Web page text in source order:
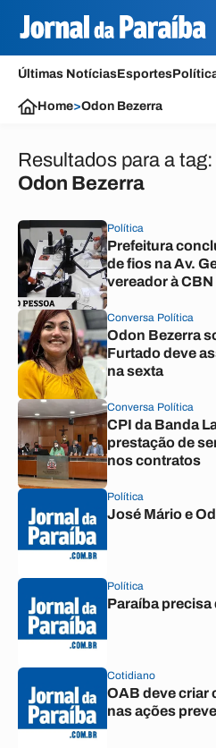
Últimas NotíciasEsportes
Home>Odon Bezerra
Resultados para a tag:
Odon Bezerra
Política
Prefeitura
de fios na Av.
vereador à CBN
Conversa Política
Odon Bezerra
Furtado deve
na sexta
Conversa Política
CPI da Banda
prestação de
nos contratos
Política
José Mário e
Política
Paraíba precisa
Cotidiano
OAB deve criar
nas ações